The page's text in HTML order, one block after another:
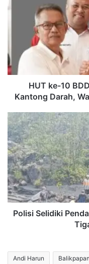
10
Samarinda
Targetkan
500
Kantong
Darah,
Saefuddin
Ikut
Donor
HUT ke-10
Kantong Darah,
Polisi
Selidiki
Pendakian
Ilegal
Gunung
Dukono
Usai
Tiga
Pendaki
Tewas
Polisi Selidiki
Andi Harun Balikpapan